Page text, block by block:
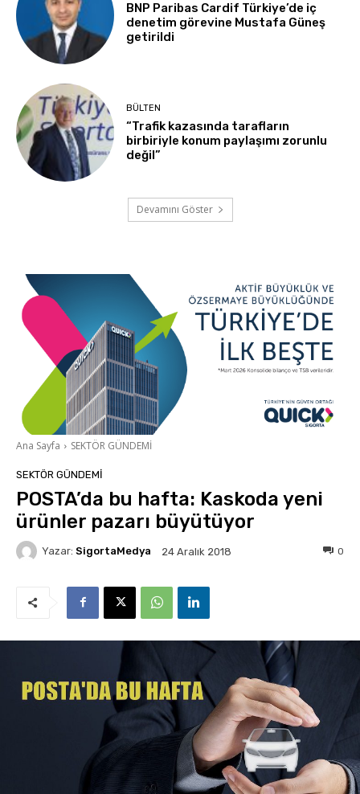
BNP Paribas Cardif Türkiye’de iç
denetim görevine Mustafa Güneş
getirildi
BÜLTEN
“Trafik kazasında tarafların
birbiriyle konum paylaşımı zorunlu
değil”
Devamını Göster